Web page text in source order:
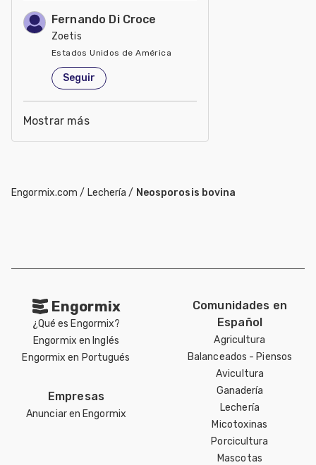
Fernando Di Croce
Zoetis
Estados Unidos de América
Seguir
Mostrar más
Engormix.com / Lechería / Neosporosis bovina
Engormix
¿Qué es Engormix?
Engormix en Inglés
Engormix en Portugués
Empresas
Anunciar en Engormix
Comunidades en
Español
Agricultura
Balanceados - Piensos
Avicultura
Ganadería
Lechería
Micotoxinas
Porcicultura
Mascotas